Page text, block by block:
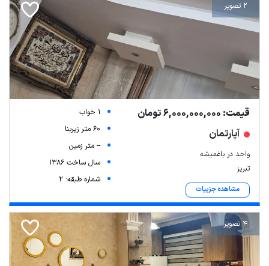
2 تصویر
قیمت: 6,000,000,000 تومان
آپارتمان
واحد در باغمیشه
تبریز
مشاهده جزییات
1 خواب
60 متر زیربنا
-- متر زمین
سال ساخت 1386
شماره طبقه: 2
4 تصویر